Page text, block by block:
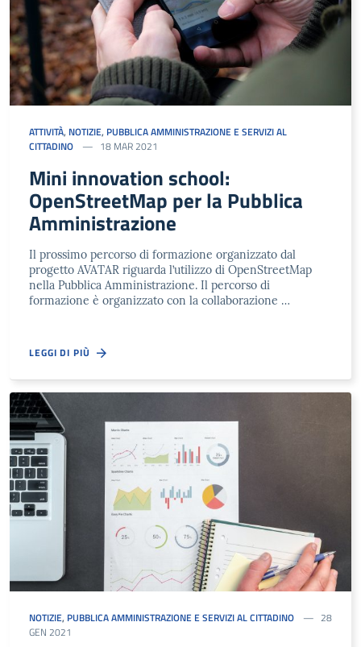
ATTIVITÀ, NOTIZIE, PUBBLICA AMMINISTRAZIONE E SERVIZI AL
CITTADINO
18 MAR 2021
Mini innovation school:
OpenStreetMap per la Pubblica
Amministrazione
Il prossimo percorso di formazione organizzato dal
progetto AVATAR riguarda l’utilizzo di OpenStreetMap
nella Pubblica Amministrazione. Il percorso di
formazione è organizzato con la collaborazione …
LEGGI DI PIÙ
NOTIZIE, PUBBLICA AMMINISTRAZIONE E SERVIZI AL CITTADINO
28
GEN 2021